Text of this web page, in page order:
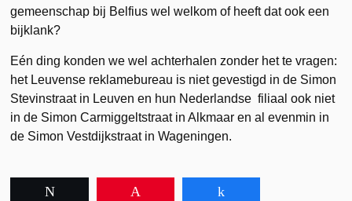
gemeenschap bij Belfius wel welkom of heeft dat ook een
bijklank?
Eén ding konden we wel achterhalen zonder het te vragen:
het Leuvense reklamebureau is niet gevestigd in de Simon
Stevinstraat in Leuven en hun Nederlandse filiaal ook niet
in de Simon Carmiggeltstraat in Alkmaar en al evenmin in
de Simon Vestdijkstraat in Wageningen.